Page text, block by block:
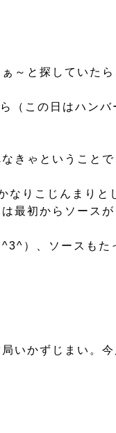
～と探していた
（この日はハン
きゃということ
りこじんまりと
最初からソース
）、ソースも
いかずじまい。